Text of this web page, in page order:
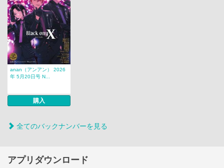
anan（アンアン） 2026
年 5月20日号 N...
購入
全てのバックナンバーを見る
アプリダウンロード